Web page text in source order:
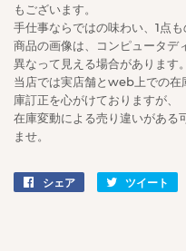
もございます。
手仕事ならではの味わい、1点
商品の画像は、コンピュータデ
異なって見える場合があります。
当店では実店舗とweb上での在
庫訂正を心がけておりますが、
在庫変動による売り違いがある
ませ。
シェア
Facebookツイート